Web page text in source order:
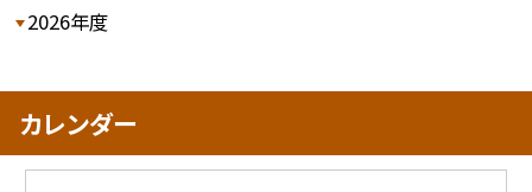
2026年度
カレンダー